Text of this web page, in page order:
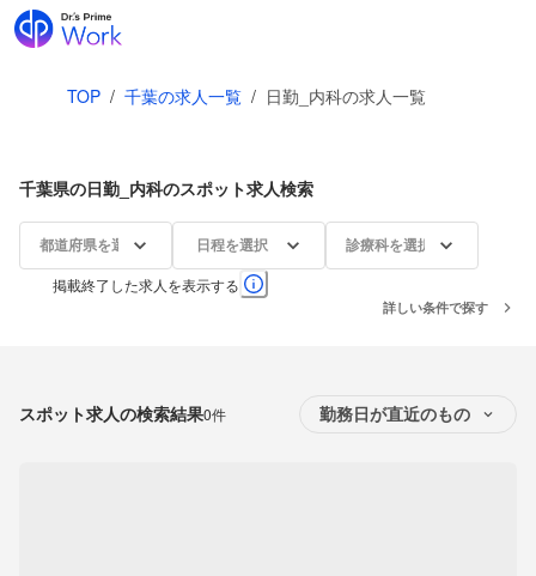
TOP / 千葉の求人一覧 / 日勤_内科の求人一覧
千葉県の日勤_内科のスポット求人検索
都道府県を選択 日程を選択 診療科を選択
掲載終了した求人を表示する
詳しい条件で探す
スポット求人の検索結果0件 勤務日が直近のもの